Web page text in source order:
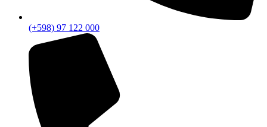
(+598) 97 122 000